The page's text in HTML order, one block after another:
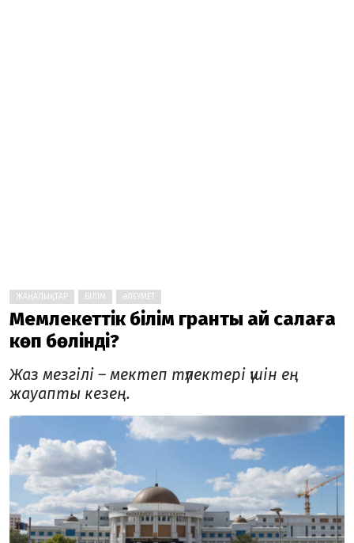
ЖАҢАЛЫҚТАР БІЛІМ ӘЛЕУМЕТ
Мемлекеттік білім гранты қай салаға
көп бөлінді?
Жаз мезгілі – мектеп түлектері үшін ең
жауапты кезең.